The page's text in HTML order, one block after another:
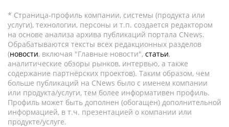
* Страница-профиль компании, системы (продукта или
услуги), технологии, персоны и т.п. создается редактором
на основе анализа архива публикаций портала CNews.
Обрабатываются тексты всех редакционных разделов
(новости, включая "Главные новости", статьи,
аналитические обзоры рынков, интервью, а также
содержание партнёрских проектов). Таким образом, чем
больше публикаций на CNews было с именем компании
или продукта/услуги, тем более информативен профиль.
Профиль может быть дополнен (обогащен) дополнительной
информацией, в т.ч. презентацией о компании или
продукте/услуге.